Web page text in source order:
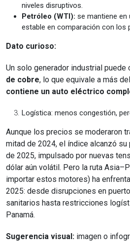
niveles disruptivos.
Petróleo (WTI): se mantiene en
estable en comparación con los
Dato curioso:
Un solo generador industrial puede
de cobre, lo que equivale a más del
contiene un auto eléctrico
Logística: menos congestión,
Aunque los precios se moderaron
mitad de 2024, el índice alcanzó
de 2025, impulsado por nuevas
dólar aún volátil. Pero la ruta
importar estos motores) ha
2025: desde disrupciones en
sanitarios hasta restricciones
Panamá.
Sugerencia visual: imagen o